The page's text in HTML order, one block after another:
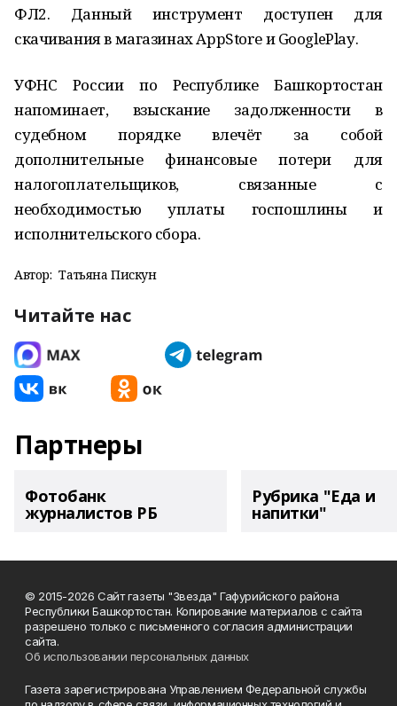
ФЛ2. Данный инструмент доступен для
скачивания в магазинах AppStorе и GooglePlaу.
УФНС России по Республике Башкортостан
напоминает, взыскание задолженности в
судебном порядке влечёт за собой
дополнительные финансовые потери для
налогоплательщиков, связанные с
необходимостью уплаты госпошлины и
исполнительского сбора.
Автор: Татьяна Пискун
Читайте нас
Партнеры
Фотобанк
журналистов РБ
Рубрика "Еда и
напитки"
© 2015-2026 Сайт газеты "Звезда" Гафурийского района
Республики Башкортостан. Копирование материалов с сайта
разрешено только с письменного согласия администрации
сайта.
Об использовании персональных данных
Газета зарегистрирована Управлением Федеральной службы